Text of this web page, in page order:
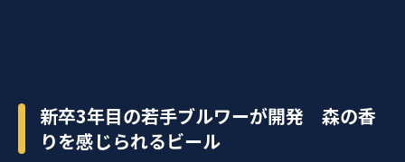
新卒3年目の若手ブルワーが開発 森の香
りを感じられるビール